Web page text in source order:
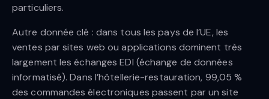
particuliers.
Autre donnée clé : dans tous les pays de l’UE, les
ventes par sites web ou applications dominent très
largement les échanges EDI (échange de données
informatisé). Dans l’hôtellerie-restauration, 99,05 %
des commandes électroniques passent par un site